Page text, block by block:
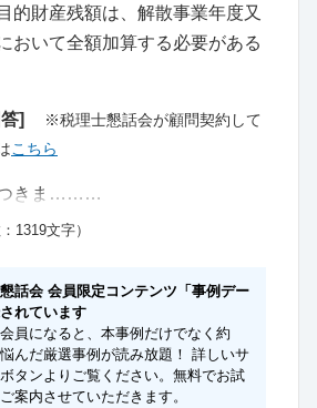
的財産残額は、解散事業年度又
おいて全額加算する必要がある
]
※税理士懇話会が顧問契約して
こちら
きま………
1319文字）
話会 会員限定コンテンツ「事例デー
れています
員になると、本事例だけでなく約
んだ厳選事例が読み放題！ 詳しいサ
タンよりご覧ください。無料でお試
案内させていただきます。